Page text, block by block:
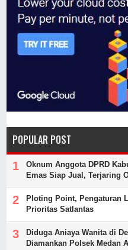
POPULAR POST
Oknum Anggota DPRD
Emas Siap Jual, Terjaring
Ploting Point, Pengaturan
Prioritas Satlantas
Diduga Aniaya Wanita di
Diamankan Polsek Medan